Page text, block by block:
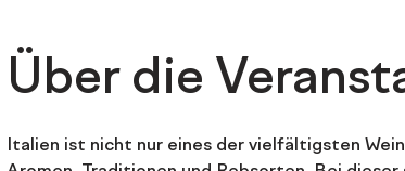
Über die
Italien ist nicht nur eines der vielfältigsten